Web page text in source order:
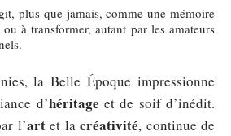
plus que jamais, comme une mémoire
à transformer, autant par les amateurs
la Belle Époque impressionne
d’héritage et de soif d’inédit.
l’artet lacréativité, continue de